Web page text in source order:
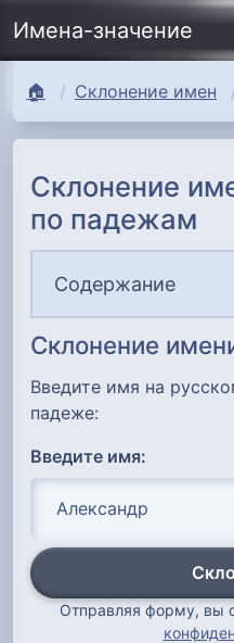
Имена-значение
🏠 Склонение имен
Склонение
по падежам
Содержание
Склонение
Введите имя на
падеже:
Введите имя:
Отправляя форму, вы